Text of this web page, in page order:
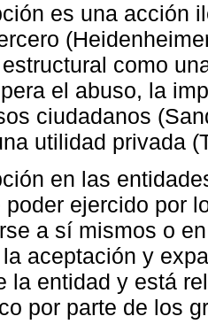
es una acción
como
el abuso, la
ciudadanos
utilidad privada
en las
poder ejercido por
a sí mismos o
aceptación y
la entidad y está
por parte de los